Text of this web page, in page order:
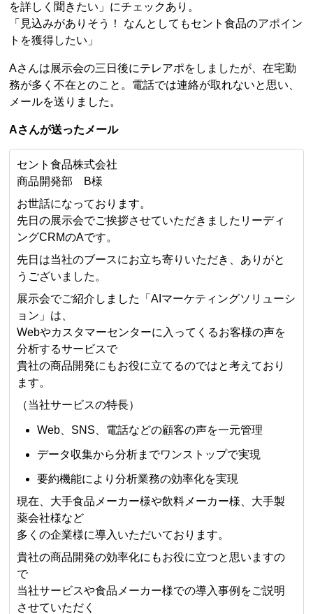
を詳しく聞きたい」にチェックあり。
「見込みがありそう！ なんとしてもセント食品のアポイン
トを獲得したい」
Aさんは展示会の三日後にテレアポをしましたが、在宅勤
務が多く不在とのこと。電話では連絡が取れないと思い、
メールを送りました。
Aさんが送ったメール
セント食品株式会社
商品開発部 B様
お世話になっております。
先日の展示会でご挨拶させていただきましたリーディ
ングCRMのAです。
先日は当社のブースにお立ち寄りいただき、ありがと
うございました。
展示会でご紹介しました「AIマーケティングソリューシ
ョン」は、
Webやカスタマーセンターに入ってくるお客様の声を
分析するサービスで
貴社の商品開発にもお役に立てるのではと考えており
ます。
（当社サービスの特長）
Web、SNS、電話などの顧客の声を一元管理
データ収集から分析までワンストップで実現
要約機能により分析業務の効率化を実現
現在、大手食品メーカー様や飲料メーカー様、大手製
薬会社様など
多くの企業様に導入いただいております。
貴社の商品開発の効率化にもお役に立つと思いますの
で
当社サービスや食品メーカー様での導入事例をご説明
させていただく